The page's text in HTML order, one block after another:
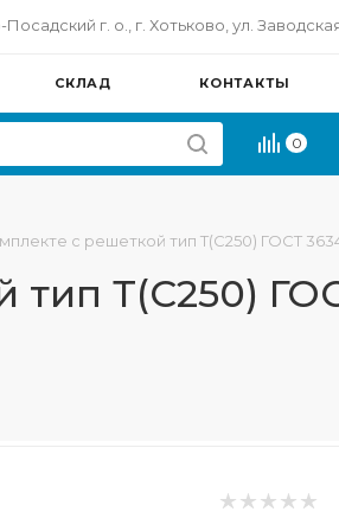
г. о., г. Хотьково, ул.
СКЛАД КОНТАКТЫ
0
с решеткой тип Т(C250) ГОСТ
Т(C250)